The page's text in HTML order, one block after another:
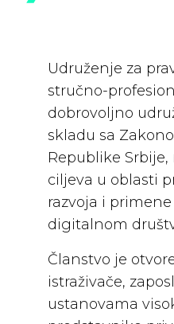
Udruženje za
stručno-
dobrovoljno
skladu sa
Republike
ciljeva u oblasti
razvoja i
digitalnom
Članstvo je
istraživače,
ustanovama